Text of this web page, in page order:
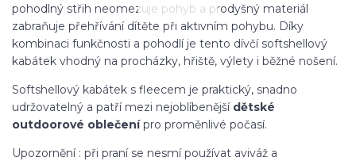
pohodlný střih neomezuje pohyb a prodyšný materiál
zabraňuje přehřívání dítěte při aktivním pohybu. Díky
kombinaci funkčnosti a pohodlí je tento dívčí softshellový
kabátek vhodný na procházky, hřiště, výlety i běžné nošení.
Softshellový kabátek s fleecem je praktický, snadno
udržovatelný a patří mezi nejoblíbenější dětské
outdoorové oblečenípro proměnlivé počasí.
Upozornění : při praní se nesmí používat aviváž a